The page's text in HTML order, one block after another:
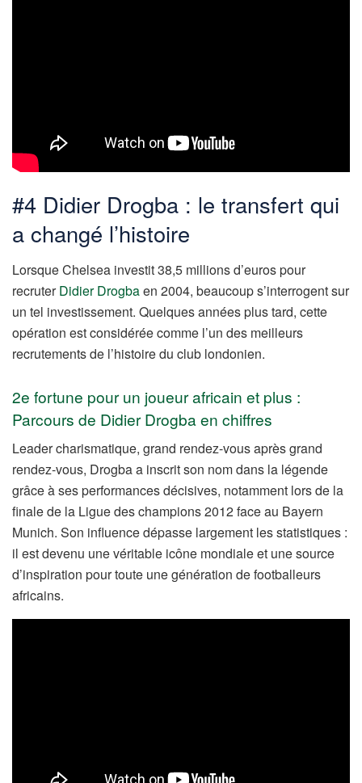
#4 Didier Drogba : le transfert qui
a changé l’histoire
Lorsque Chelsea investit 38,5 millions d’euros pour
recruterDidier Drogbaen 2004, beaucoup s’interrogent sur
un tel investissement. Quelques années plus tard, cette
opération est considérée comme l’un des meilleurs
recrutements de l’histoire du club londonien.
2e fortune pour un joueur africain et plus :
Parcours de Didier Drogba en chiffres
Leader charismatique, grand rendez-vous après grand
rendez-vous, Drogba a inscrit son nom dans la légende
grâce à ses performances décisives, notamment lors de la
finale de la Ligue des champions 2012 face au Bayern
Munich. Son influence dépasse largement les statistiques :
il est devenu une véritable icône mondiale et une source
d’inspiration pour toute une génération de footballeurs
africains.